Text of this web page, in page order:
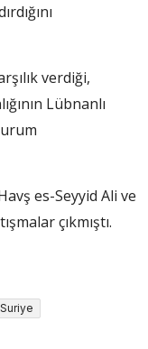
verdiği,
Lübnanlı
es-Seyyid Ali ve
çıkmıştı.
Suriye